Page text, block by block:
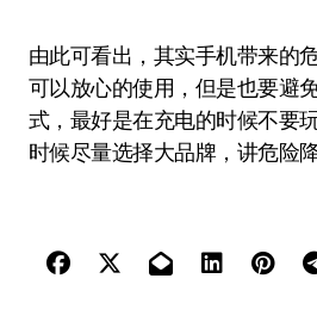
由此可看出，其实手机带来的
可以放心的使用，但是也要避
式，最好是在充电的时候不要
时候尽量选择大品牌，讲危险